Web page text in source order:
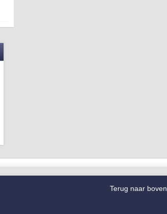
Terug naar boven